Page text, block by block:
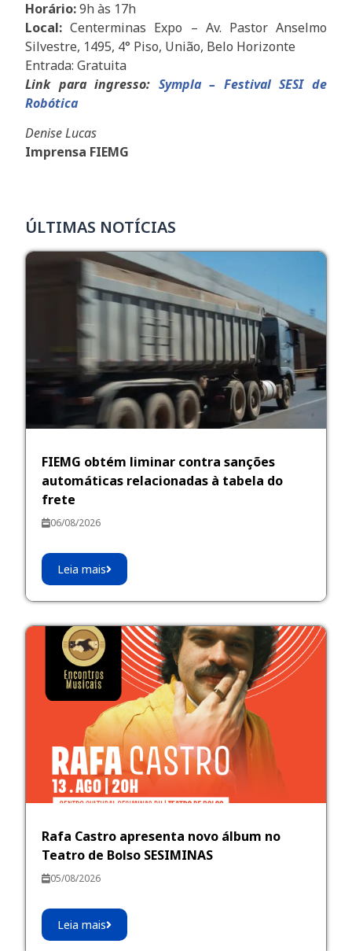
Horário:9h às 17h
Local:Centerminas Expo – Av. Pastor Anselmo
Silvestre, 1495, 4° Piso, União, Belo Horizonte
Entrada: Gratuita
Link para ingresso: Sympla – Festival SESI de
Robótica
Denise Lucas
Imprensa FIEMG
ÚLTIMAS NOTÍCIAS
FIEMG obtém liminar contra sanções
automáticas relacionadas à tabela do
frete
06/08/2026
Leia mais
Rafa Castro apresenta novo álbum no
Teatro de Bolso SESIMINAS
05/08/2026
Leia mais